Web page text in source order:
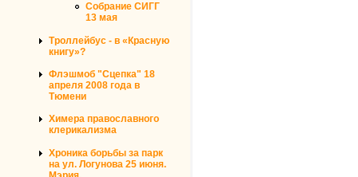
Собрание СИГГ
13 мая
Троллейбус - в «Красную
книгу»?
Флэшмоб "Сцепка" 18
апреля 2008 года в
Тюмени
Химера православного
клерикализма
Хроника борьбы за парк
на ул. Логунова 25 июня.